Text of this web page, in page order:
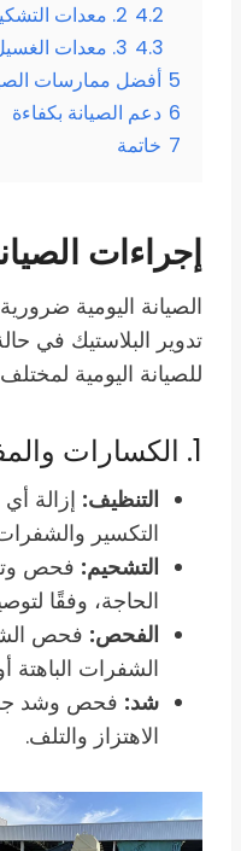
4.2 2. معدات التشكيل بالكرات
4.3 3. معدات الغسيل
5 أفضل ممارسات
6 دعم الصيانة بكفاءة
7 خاتمة
إجراءات
الصيانة اليومية
تدوير البلاستيك في
للصيانة اليومية
1. الكسارات والمفرمات
التنظيف: إزالة
التكسير
التشحيم: فحص
الحاجة، وفقًا
الفحص: فحص
الشفرات الباهتة
شد: فحص وشد
الاهتزاز والتلف.